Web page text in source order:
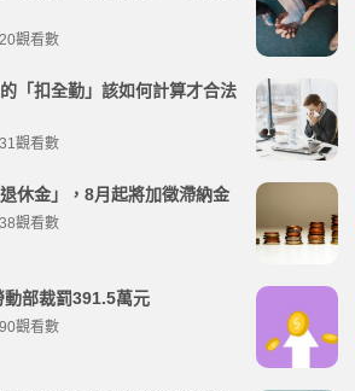
觀看數
「扣全勤」該如何計算才合法
觀看數
休金」，8月起將加徵滯納金
觀看數
部裁罰391.5萬元
觀看數